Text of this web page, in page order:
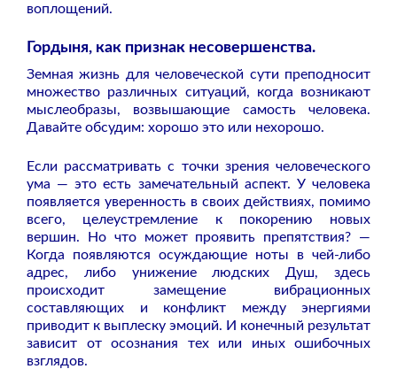
воплощений.
Гордыня, как признак несовершенства.
Земная жизнь для человеческой сути преподносит
множество различных ситуаций, когда возникают
мыслеобразы, возвышающие самость человека.
Давайте обсудим: хорошо это или нехорошо.
Если рассматривать с точки зрения человеческого
ума — это есть замечательный аспект. У человека
появляется уверенность в своих действиях, помимо
всего, целеустремление к покорению новых
вершин. Но что может проявить препятствия? —
Когда появляются осуждающие ноты в чей-либо
адрес, либо унижение людских Душ, здесь
происходит замещение вибрационных
составляющих и конфликт между энергиями
приводит к выплеску эмоций. И конечный результат
зависит от осознания тех или иных ошибочных
взглядов.